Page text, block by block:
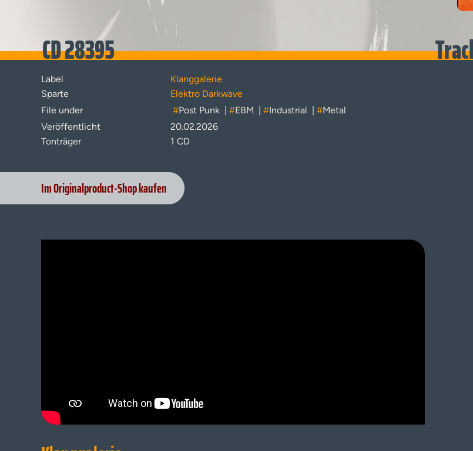
CD 28395
Label
Klanggalerie
Sparte
Elektro Darkwave
File under
#Post Punk | #EBM | #Industrial | #Metal
Veröffentlicht
20.02.2026
Tonträger
1 CD
Im Originalproduct-Shop kaufen